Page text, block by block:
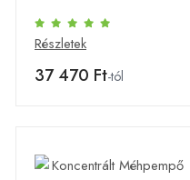
Részletek
37 470 Ft-tól